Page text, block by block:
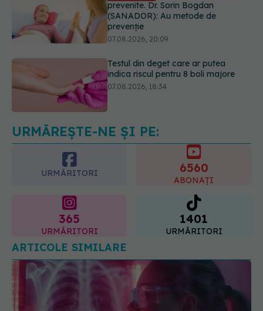
Testul din deget care ar putea
indica riscul pentru 8 boli majore
07.08.2026, 18:34
Fereastra alimentară de opt ore ar
putea ajuta creierul femeilor de
URMĂREȘTE-NE ȘI PE:
URMĂRITORI 6560
ABONAȚI
365
URMĂRITORI
1401
URMĂRITORI
ARTICOLE SIMILARE